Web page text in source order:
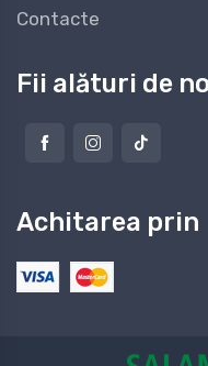
Contacte
Fii alături de
Achitarea prin